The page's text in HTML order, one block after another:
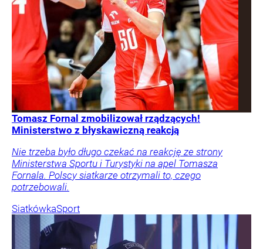
Tomasz Fornal zmobilizował rządzących!
Ministerstwo z błyskawiczną reakcją
Nie trzeba było długo czekać na reakcję ze strony
Ministerstwa Sportu i Turystyki na apel Tomasza
Fornala. Polscy siatkarze otrzymali to, czego
potrzebowali.
SiatkówkaSport